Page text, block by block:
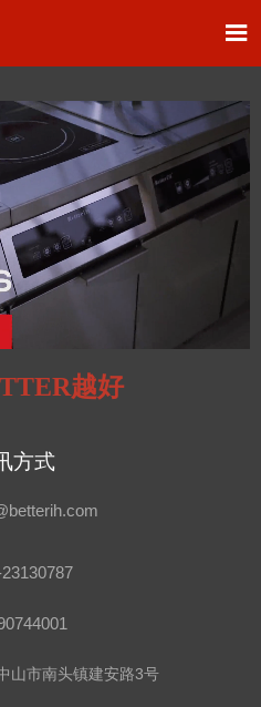

越好
方式
山市南头镇建安路3号